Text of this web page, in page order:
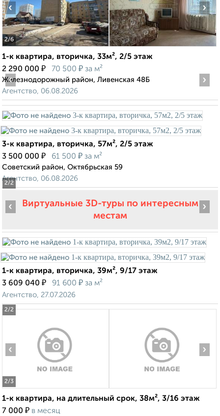
2/6
‹ ›
1-к квартира, вторичка, 33м², 2/5 этаж
2 290 000 ₽ 70 500 ₽ за м²
Железнодорожный район, Ливенская 48Б
Агентство, 06.08.2026
2/2
‹ ›
3-к квартира, вторичка, 57м², 2/5 этаж
3 500 000 ₽ 61 500 ₽ за м²
Советский район, Октябрьская 59
Агентство, 06.08.2026
Виртуальные 3D-туры по интересным
местам
2/2
‹ ›
1-к квартира, вторичка, 39м², 9/17 этаж
3 609 040 ₽ 91 600 ₽ за м²
Агентство, 27.07.2026
2/3
‹ ›
1-к квартира, на длительный срок, 38м², 3/16 этаж
7 000 ₽ в месяц